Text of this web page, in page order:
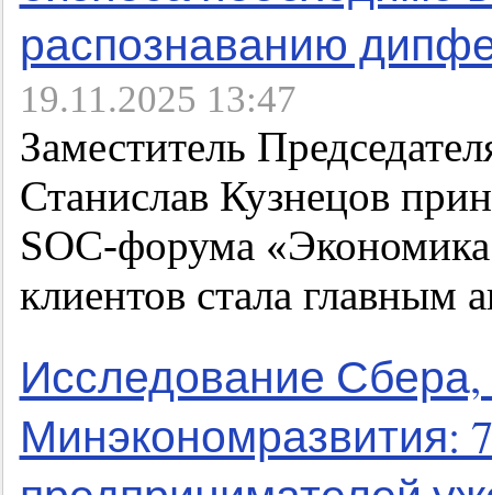
распознаванию
19.11.2025 13:47
Заместитель
Станислав Кузнецов
SOC-форума «Экономика
клиентов стала главным
Исследование
Минэкономразвития: